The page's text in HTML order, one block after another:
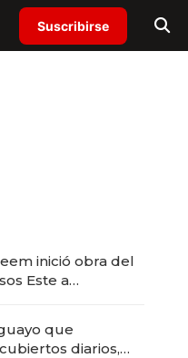
Suscribirse
inició obra del
Este a
que
diarios,